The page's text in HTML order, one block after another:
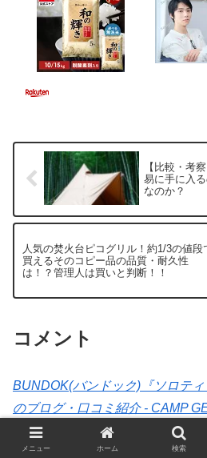
【比較・考
易に手に入
なのか？
人気の焚火台ピコグリル！約1/3の値段
買えるそのコピー品の品質・耐久性
は！？管理人は買いと判断！！
コメント
BUNDOK(バンドック)『ソロティ
のブログ・口コミ紹介 - CAMP
プ用品のブログレビュー・口コ
ンプギアセレクト
メニュー ホーム 検索